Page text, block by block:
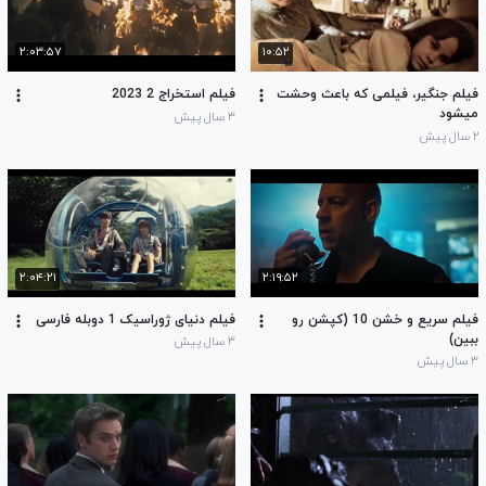
۱۰:۵۲
فیلم جنگیر، فیلمی که باعث وحشت
میشود
۲ سال پیش
۲:۰۳:۵۷
فیلم استخراج 2 2023
۳ سال پیش
۲:۱۹:۵۲
فیلم سریع و خشن 10 (کپشن رو
ببین)
۳ سال پیش
۲:۰۴:۲۱
فیلم دنیای ژوراسیک 1 دوبله فارسی
۳ سال پیش